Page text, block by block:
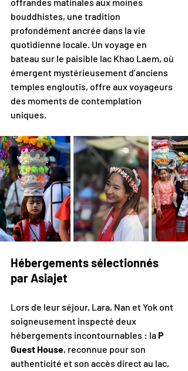
bouddhistes, une tradition
profondément ancrée dans la vie
quotidienne locale. Un voyage en
bateau sur le paisible lac Khao Laem, où
émergent mystérieusement d’anciens
temples engloutis, offre aux voyageurs
des moments de contemplation
uniques.
Hébergements sélectionnés
par Asiajet
Lors de leur séjour, Lara, Nan et Yok ont
soigneusement inspecté deux
hébergements incontournables : la P
Guest House, reconnue pour son
authenticité et son accès direct au lac,